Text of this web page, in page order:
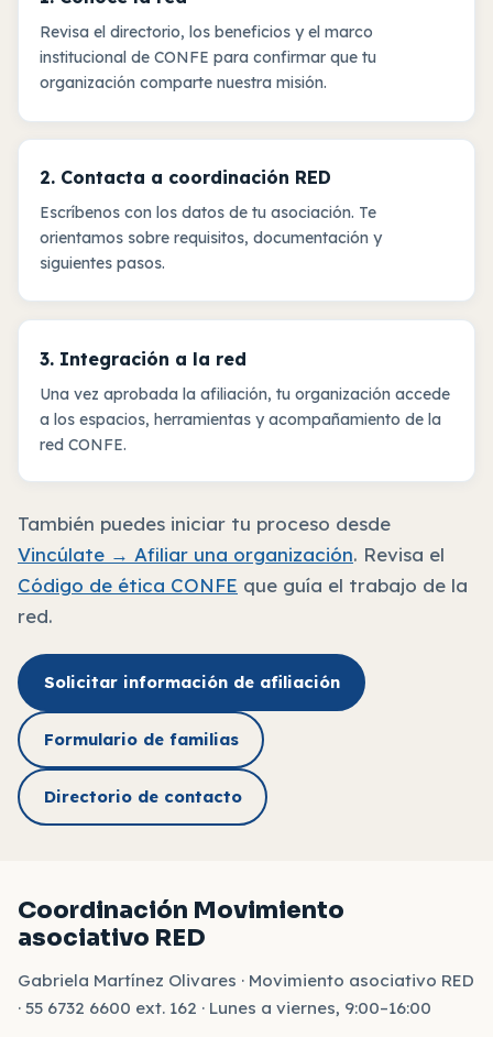
Revisa el directorio, los beneficios y el marco
institucional de CONFE para confirmar que tu
organización comparte nuestra misión.
2. Contacta a coordinación RED
Escríbenos con los datos de tu asociación. Te
orientamos sobre requisitos, documentación y
siguientes pasos.
3. Integración a la red
Una vez aprobada la afiliación, tu organización accede
a los espacios, herramientas y acompañamiento de la
red CONFE.
También puedes iniciar tu proceso desde
Vincúlate → Afiliar una organización. Revisa el
Código de ética CONFE que guía el trabajo de la
red.
Solicitar información de afiliación
Formulario de familias
Directorio de contacto
Coordinación Movimiento
asociativo RED
Gabriela Martínez Olivares · Movimiento asociativo RED
· 55 6732 6600 ext. 162 · Lunes a viernes, 9:00–16:00